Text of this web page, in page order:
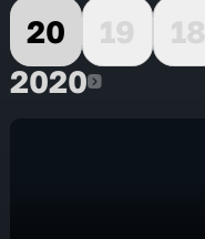
20
19 18
20202020